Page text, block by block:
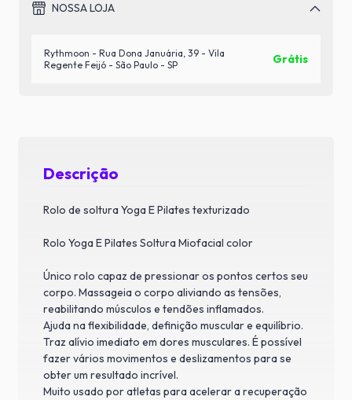
NOSSA LOJA
Rythmoon - Rua Dona Januária, 39 - Vila
Regente Feijó - São Paulo - SP
Grátis
Descrição
Rolo de soltura Yoga E Pilates texturizado
Rolo Yoga E Pilates Soltura Miofacial color
Único rolo capaz de pressionar os pontos certos seu
corpo. Massageia o corpo aliviando as tensões,
reabilitando músculos e tendões inflamados.
Ajuda na flexibilidade, definição muscular e equilíbrio.
Traz alívio imediato em dores musculares. É possível
fazer vários movimentos e deslizamentos para se
obter um resultado incrível.
Muito usado por atletas para acelerar a recuperação